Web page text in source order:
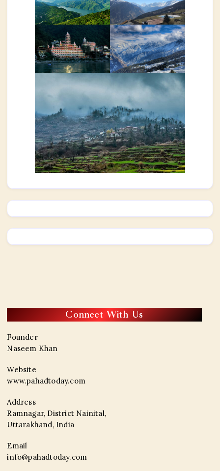
Connect With Us
Founder
Naseem Khan
Website
www.pahadtoday.com
Address
Ramnagar, District Nainital,
Uttarakhand, India
Email
info@pahadtoday.com